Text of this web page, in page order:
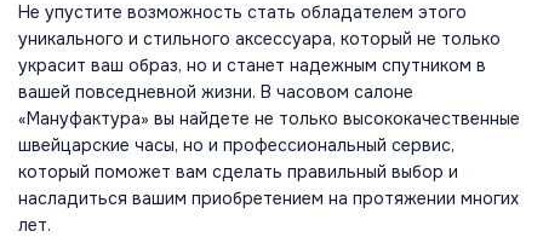
Не упустите возможность стать обладателем этого
уникального и стильного аксессуара, который не только
украсит ваш образ, но и станет надежным спутником в
вашей повседневной жизни. В часовом салоне
«Мануфактура» вы найдете не только высококачественные
швейцарские часы, но и профессиональный сервис,
который поможет вам сделать правильный выбор и
насладиться вашим приобретением на протяжении многих
лет.